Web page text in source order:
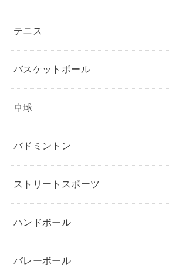
テニス
バスケットボール
卓球
バドミントン
ストリートスポーツ
ハンドボール
バレーボール